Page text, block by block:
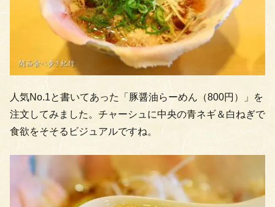
人気No.1と書いてあった「豚醤油らーめん（800円）」を
注文してみました。チャーシュに中央の青ネギ＆白ねぎで
食欲をそそるビジュアルですね。